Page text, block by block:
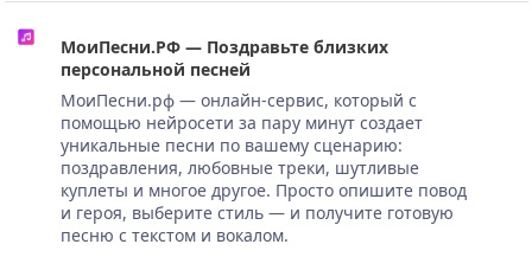
МоиПесни.РФ — Поздравьте близких
персональной песней
МоиПесни.рф — онлайн-сервис, который с
помощью нейросети за пару минут создает
уникальные песни по вашему сценарию:
поздравления, любовные треки, шутливые
куплеты и многое другое. Просто опишите повод
и героя, выберите стиль — и получите готовую
песню с текстом и вокалом.